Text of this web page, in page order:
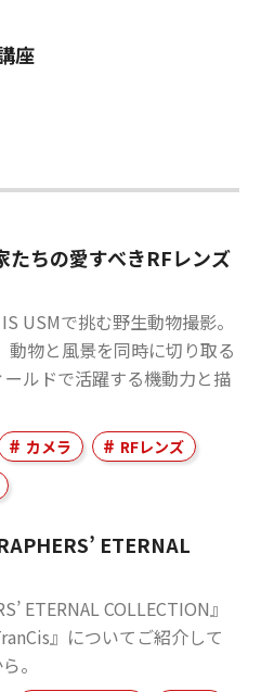
座
たちの愛すべきRFレンズ
USMで挑む野生動物撮影。
動物と風景を同時に切り取る
ルドで活躍する機動力と描
カメラ
RFレンズ
ETERNAL
ETERNAL COLLECTION』
』についてご紹介して
。